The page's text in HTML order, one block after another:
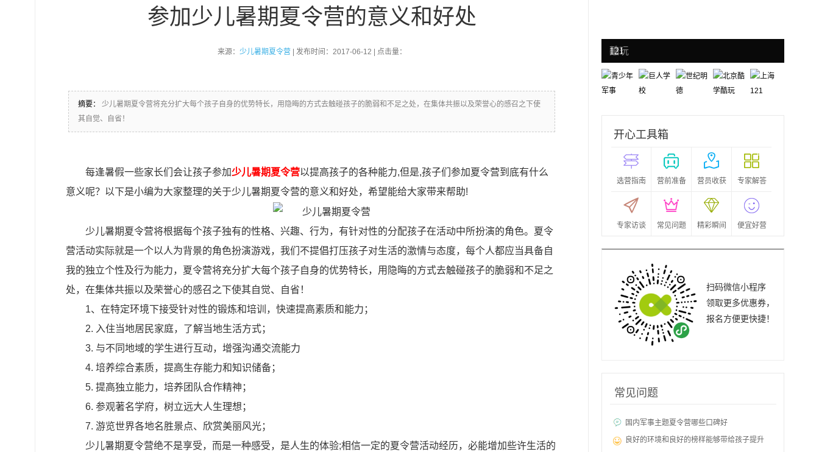
参加少儿暑期夏令营的意义和好处
来源： 少儿暑期夏令营 | 发布时间：2017-06-12 | 点击量：
摘要：
少儿暑期夏令营将充分扩大每个孩子自身的优势特长，用隐晦的方式去触碰孩子的脆弱和不足之处，在集体共振以及荣誉心的感召之下使
其自觉、自省！
每逢暑假一些家长们会让孩子参加少儿暑期夏令营以提高孩子的各种能力,但是,孩子们参加夏令营到底有什么
意义呢？以下是小编为大家整理的关于少儿暑期夏令营的意义和好处，希望能给大家带来帮助!
少儿暑期夏令营将根据每个孩子独有的性格、兴趣、行为，有针对性的分配孩子在活动中所扮演的角色。夏令
营活动实际就是一个以人为背景的角色扮演游戏，我们不提倡打压孩子对生活的激情与态度，每个人都应当具备自
我的独立个性及行为能力，夏令营将充分扩大每个孩子自身的优势特长，用隐晦的方式去触碰孩子的脆弱和不足之
处，在集体共振以及荣誉心的感召之下使其自觉、自省！
1、在特定环境下接受针对性的锻炼和培训，快速提高素质和能力；
2. 入住当地居民家庭，了解当地生活方式；
3. 与不同地域的学生进行互动，增强沟通交流能力
4. 培养综合素质，提高生存能力和知识储备；
5. 提高独立能力，培养团队合作精神；
6. 参观著名学府，树立远大人生理想；
7. 游览世界各地名胜景点、欣赏美丽风光；
少儿暑期夏令营绝不是享受，而是一种感受，是人生的体验;相信一定的夏令营活动经历，必能增加些许生活的
军事
校
德
酷玩
121
开心工具箱
选营指南 营前准备 营员收获 专家解答
专家访谈 常见问题 精彩瞬间 便宜好营
扫码微信小程序
领取更多优惠券，
报名方便更快捷！
常见问题
国内军事主题夏令营哪些口碑好
良好的环境和良好的榜样能够带给孩子提升